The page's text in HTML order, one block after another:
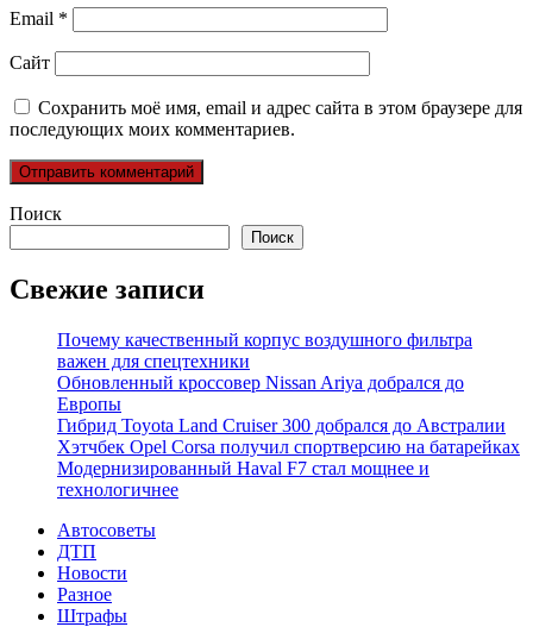
Email *
Сайт
Сохранить моё имя, email и адрес сайта в этом браузере для
последующих моих комментариев.
Поиск
Поиск
Свежие записи
Почему качественный корпус воздушного фильтра
важен для спецтехники
Обновленный кроссовер Nissan Ariya добрался до
Европы
Гибрид Toyota Land Cruiser 300 добрался до Австралии
Хэтчбек Opel Corsa получил спортверсию на батарейках
Модернизированный Haval F7 стал мощнее и
технологичнее
Автосоветы
ДТП
Новости
Разное
Штрафы